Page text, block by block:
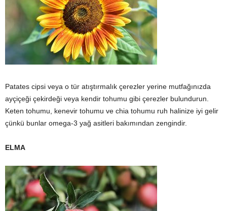
Patates cipsi veya o tür atıştırmalık çerezler yerine mutfağınızda
ayçiçeği çekirdeği veya kendir tohumu gibi çerezler bulundurun.
Keten tohumu, kenevir tohumu ve chia tohumu ruh halinize iyi gelir
çünkü bunlar omega-3 yağ asitleri bakımından zengindir.
ELMA